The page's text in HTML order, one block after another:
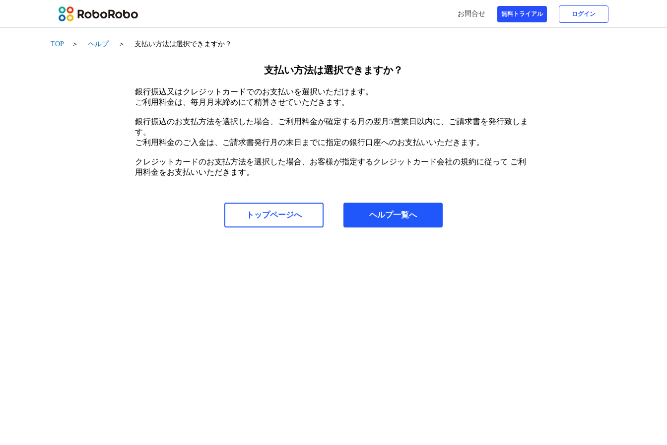
お問合せ
TOP ヘルプ 支払い方法は選択できますか？
支払い方法は選択できますか？
銀行振込又はクレジットカードでのお支払いを選択いただけます。
ご利用料金は、毎月月末締めにて精算させていただきます。
銀行振込のお支払方法を選択した場合、ご利用料金が確定する月の翌月5営業日以内に、ご請求書を発行致しま
す。
ご利用料金のご入金は、ご請求書発行月の末日までに指定の銀行口座へのお支払いいただきます。
クレジットカードのお支払方法を選択した場合、お客様が指定するクレジットカード会社の規約に従って ご利
用料金をお支払いいただきます。